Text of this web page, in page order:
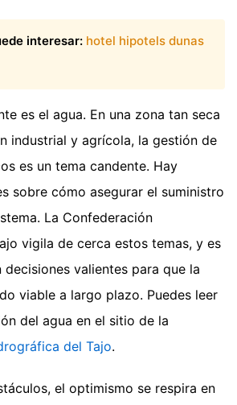
interesar: hotel hipotels dunas
es el agua. En una zona tan seca
industrial y agrícola, la gestión de
es un tema candente. Hay
sobre cómo asegurar el suministro
La Confederación
vigila de cerca estos temas, y es
valientes para que la
viable a largo plazo. Puedes leer
del agua en el sitio de la
del Tajo.
el optimismo se respira en